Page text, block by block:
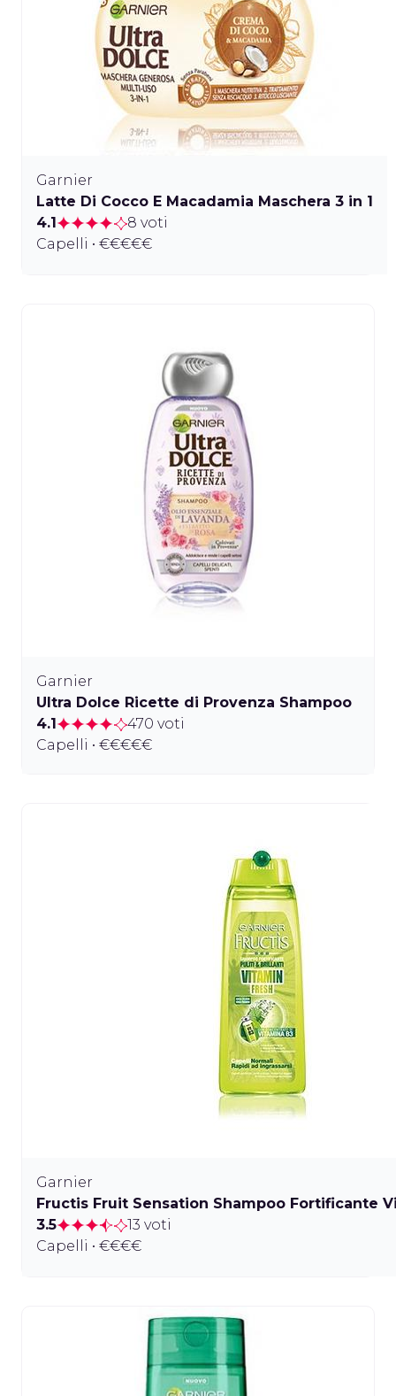
Garnier
Latte Di Cocco E Macadamia Maschera 3 in 1
4.1
8 voti
Capelli • €€€€€
Garnier
Ultra Dolce Ricette di Provenza Shampoo
4.1
470 voti
Capelli • €€€€€
Garnier
Fructis Fruit Sensation Shampoo Fortificante
3.5
13 voti
Capelli • €€€€